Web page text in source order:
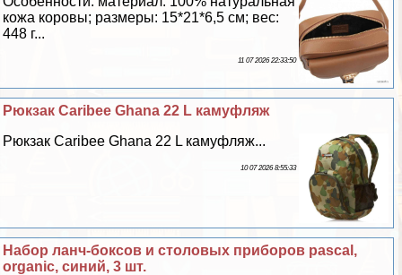
кожа коровы; размеры: 15*21*6,5 см; вес:
448 г...
11 07 2026 22:33:50
Рюкзак Caribee Ghana 22 L камуфляж
Рюкзак Caribee Ghana 22 L камуфляж...
10 07 2026 8:55:33
Набор ланч-боксов и столовых приборов pascal,
organic, синий, 3 шт.